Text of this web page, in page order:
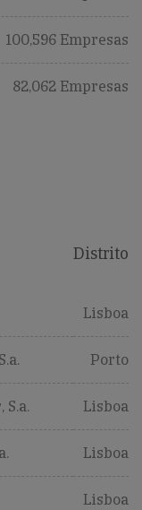
100,596 Empresas
82,062 Empresas
Distrito
Lisboa
Porto
Lisboa
Lisboa
Lisboa